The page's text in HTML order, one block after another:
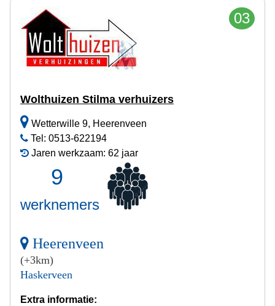
03
Wolthuizen Stilma verhuizers
Wetterwille 9, Heerenveen
Tel: 0513-622194
Jaren werkzaam: 62 jaar
9
werknemers
Heerenveen
(+3km)
Haskerveen
Extra informatie: